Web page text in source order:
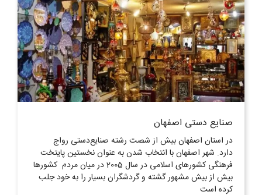
صنایع دستی اصفهان
در استان اصفهان بیش از شصت رشته صنایع‌دستی رواج
دارد. شهر اصفهان با انتخاب شدن به عنوان نخستین پایتخت
فرهنگی کشورهای اسلامی در سال 2005 در میان مردم کشورها
بیش از بیش مشهور گشته و گردشگران بسیار را به خود جلب
کرده است